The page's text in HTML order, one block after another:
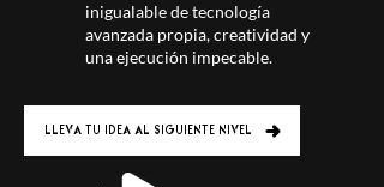
inigualable de tecnología
avanzada propia, creatividad y
una ejecución impecable.
LLEVA TU IDEA AL SIGUIENTE NIVEL